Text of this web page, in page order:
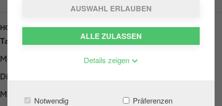
AUSWAHL ERLAUBEN
ALLE ZULASSEN
Details zeigen
Notwendig
Präferenzen
HOURS
Tag
Opening hours
Montag
Open 24h
Dienstag
Mittwoch